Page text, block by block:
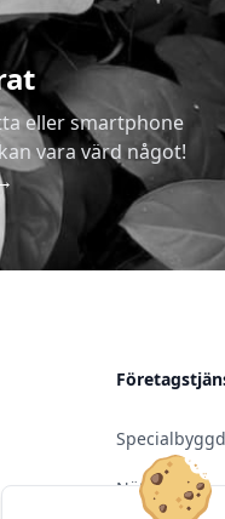
eller smartphone
vara värd något!
Nätverk